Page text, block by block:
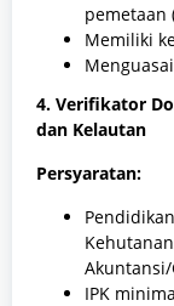
pemetaan
Memiliki
4. Verifikator
dan Kelautan
Persyaratan:
Akuntansi/
IPK